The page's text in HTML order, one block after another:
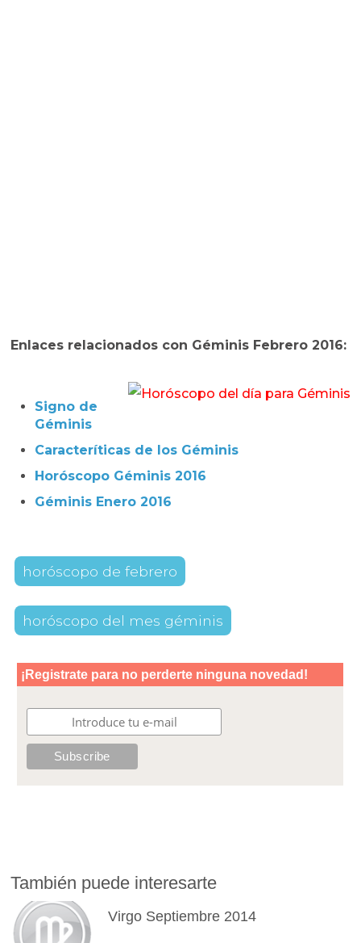
Enlaces relacionados con Géminis Febrero 2016:
Signo de
Géminis
Caracteríticas de los Géminis
Horóscopo Géminis 2016
Géminis Enero 2016
horóscopo de febrero
horóscopo del mes géminis
También puede interesarte
Virgo Septiembre 2014